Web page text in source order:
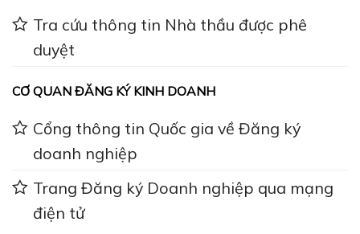
Tra cứu thông tin Nhà thầu được phê
duyệt
CƠ QUAN ĐĂNG KÝ KINH DOANH
Cổng thông tin Quốc gia về Đăng ký
doanh nghiệp
Trang Đăng ký Doanh nghiệp qua mạng
điện tử